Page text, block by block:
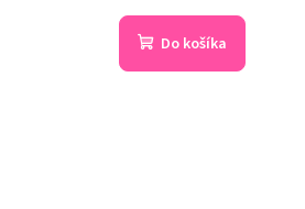
Do košíka